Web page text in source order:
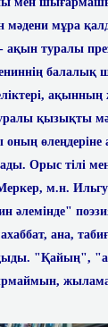
мұра
туралы
балалық
ақынның
қызықты
өлеңдеріне
Орыс тілі мен
м.н.
әлемінде"
ана,
"Қайың",